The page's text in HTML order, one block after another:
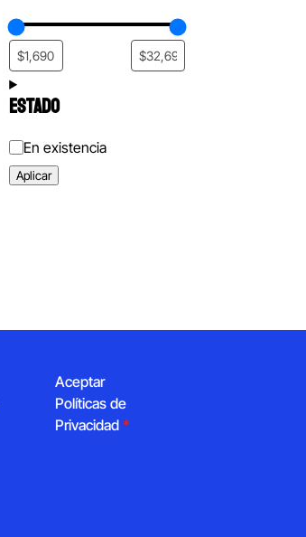
ESTADO
Estado
En existencia
Aplicar
Aceptar
Políticas de
Privacidad *